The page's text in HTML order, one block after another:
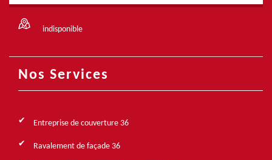
indisponible
Nos Services
Entreprise de couverture 36
Ravalement de façade 36